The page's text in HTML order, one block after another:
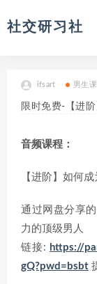
社交研习社
ifsart 男生
限时免费-【进
音频课程：
【进阶】如何
通过网盘分享
力的顶级男人
链接: https://
gQ?pwd=bsbt